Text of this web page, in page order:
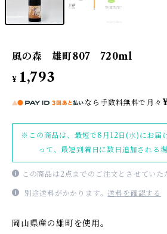
風の森 雄町807 720ml
¥ 1,793
なら 手数料無料で 月々
※この商品は、最短で8月12日(水)にお届
って、最短到着日に数日追加される
この商品は2点までのご注文とさせていた
別途送料がかかります。送料を確認する
岡山県産の雄町を使用。